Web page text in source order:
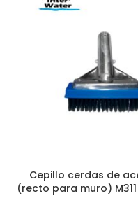
Cepillo cerdas de
(recto para muro)